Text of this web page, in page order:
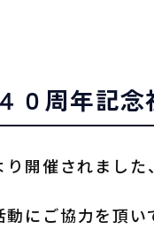
０周年記
開催されまし
にご協力を頂